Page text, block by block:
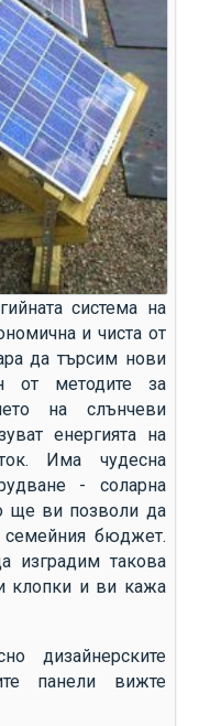
система на
и чиста от
да търсим нови
от методите за
на слънчеви
енергията на
Има чудесна
- соларна
ще ви позволи да
семейния бюджет.
изградим такова
клопки и ви кажа
дизайнерските
панели вижте